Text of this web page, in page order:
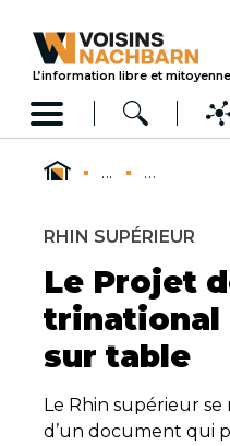
L’information libre et mitoyenne
... ...
RHIN SUPÉRIEUR
Le Projet
trinational
sur table
Le Rhin supérieur
d’un document qui